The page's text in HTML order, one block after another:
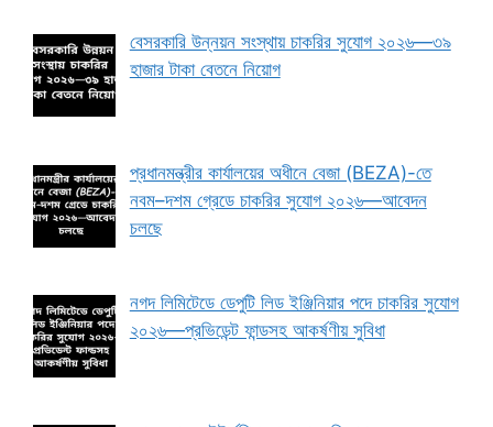
বেসরকারি উন্নয়ন সংস্থায় চাকরির সুযোগ ২০২৬—৩৯
হাজার টাকা বেতনে নিয়োগ
প্রধানমন্ত্রীর কার্যালয়ের অধীনে বেজা (BEZA)-তে
নবম–দশম গ্রেডে চাকরির সুযোগ ২০২৬—আবেদন
চলছে
নগদ লিমিটেডে ডেপুটি লিড ইঞ্জিনিয়ার পদে চাকরির সুযোগ
২০২৬—প্রভিডেন্ট ফান্ডসহ আকর্ষণীয় সুবিধা